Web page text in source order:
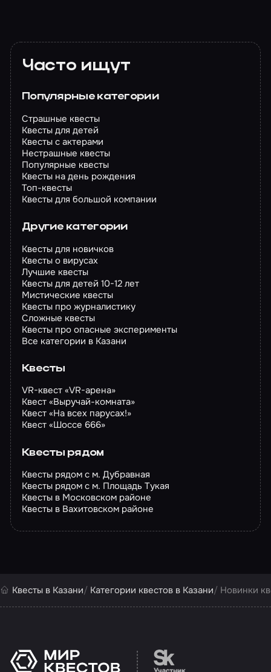
Часто ищут
Популярные категории
Страшные квесты
Квесты для детей
Квесты с актерами
Нестрашные квесты
Популярные квесты
Квесты на день рождения
Топ-квесты
Квесты для большой компании
Другие категории
Квесты для новичков
Квесты о вирусах
Лучшие квесты
Квесты для детей 10-12 лет
Мистические квесты
Квесты про журналистику
Сложные квесты
Квесты про опасные эксперименты
Все категории в Казани
Квесты
VR-квест «VR-арена»
Квест «Выручай-комната»
Квест «На всех парусах!»
Квест «Шоссе 666»
Квесты рядом
Квесты рядом с м. Дубравная
Квесты рядом с м. Площадь Тукая
Квесты в Московском районе
Квесты в Вахитовском районе
Квесты в Казани Категории квестов в Казани Новинки
Перейти на сайт